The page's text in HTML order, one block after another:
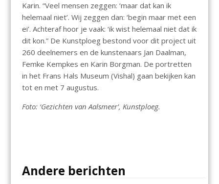
Karin. “Veel mensen zeggen: ‘maar dat kan ik
helemaal niet’. Wij zeggen dan: ‘begin maar met een
ei’. Achteraf hoor je vaak: ‘ik wist helemaal niet dat ik
dit kon.” De Kunstploeg bestond voor dit project uit
260 deelnemers en de kunstenaars Jan Daalman,
Femke Kempkes en Karin Borgman. De portretten
in het Frans Hals Museum (Vishal) gaan bekijken kan
tot en met 7 augustus.
Foto: ‘Gezichten van Aalsmeer’, Kunstploeg.
Andere berichten